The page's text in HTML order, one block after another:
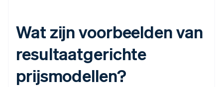
Wat zijn voorbeelden van
resultaatgerichte
prijsmodellen?